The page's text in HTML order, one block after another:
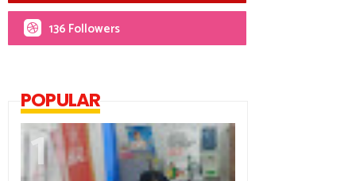
136 Followers
POPULAR